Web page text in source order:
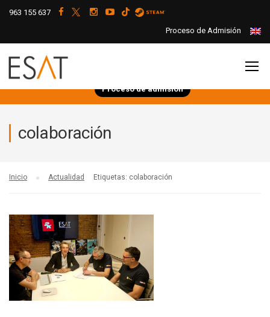
Proceso de admisión
963 155 637
Proceso de Admisión
colaboración
Inicio Actualidad Etiquetas: colaboración